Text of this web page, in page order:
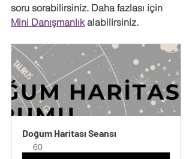
soru sorabilirsiniz. Daha fazlası için
Mini Danışmanlık alabilirsiniz.
Doğum Haritası Seansı
60